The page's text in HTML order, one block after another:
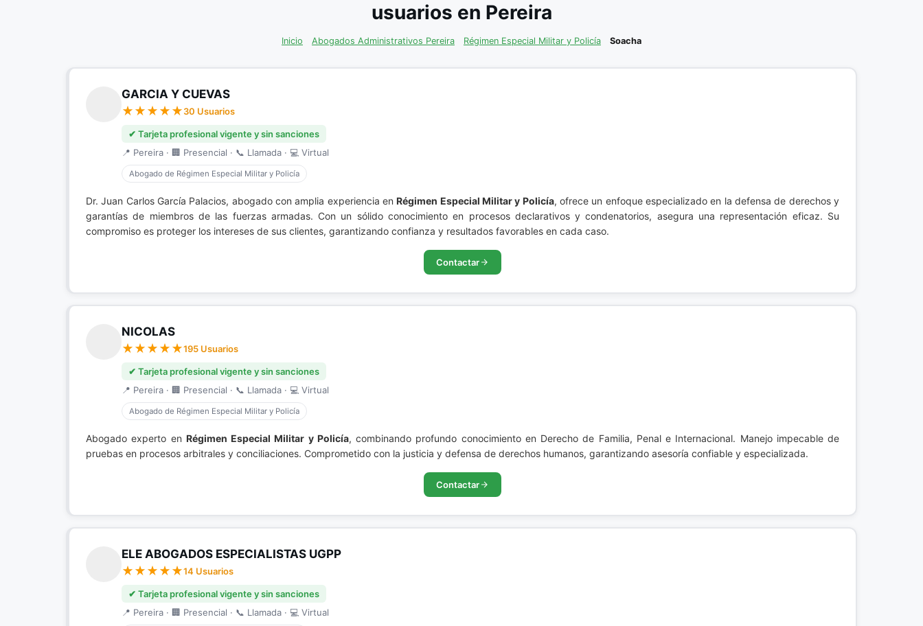
usuarios en Pereira
Inicio Abogados Administrativos Pereira Régimen Especial Militar y Policía Soacha
GARCIA Y CUEVAS
30 Usuarios
✔ Tarjeta profesional vigente y sin sanciones
📍 Pereira · 🏢 Presencial · 📞 Llamada · 💻 Virtual
Abogado de Régimen Especial Militar y Policía
Dr. Juan Carlos García Palacios, abogado con amplia experiencia enRégimen Especial Militar y Policía, ofrece un enfoque especializado en la defensa de derechos y
garantías de miembros de las fuerzas armadas. Con un sólido conocimiento en procesos declarativos y condenatorios, asegura una representación eficaz. Su
compromiso es proteger los intereses de sus clientes, garantizando confianza y resultados favorables en cada caso.
Contactar
NICOLAS
195 Usuarios
✔ Tarjeta profesional vigente y sin sanciones
📍 Pereira · 🏢 Presencial · 📞 Llamada · 💻 Virtual
Abogado de Régimen Especial Militar y Policía
Abogado experto en Régimen Especial Militar y Policía, combinando profundo conocimiento en Derecho de Familia, Penal e Internacional. Manejo impecable de
pruebas en procesos arbitrales y conciliaciones. Comprometido con la justicia y defensa de derechos humanos, garantizando asesoría confiable y especializada.
Contactar
ELE ABOGADOS ESPECIALISTAS UGPP
14 Usuarios
✔ Tarjeta profesional vigente y sin sanciones
📍 Pereira · 🏢 Presencial · 📞 Llamada · 💻 Virtual